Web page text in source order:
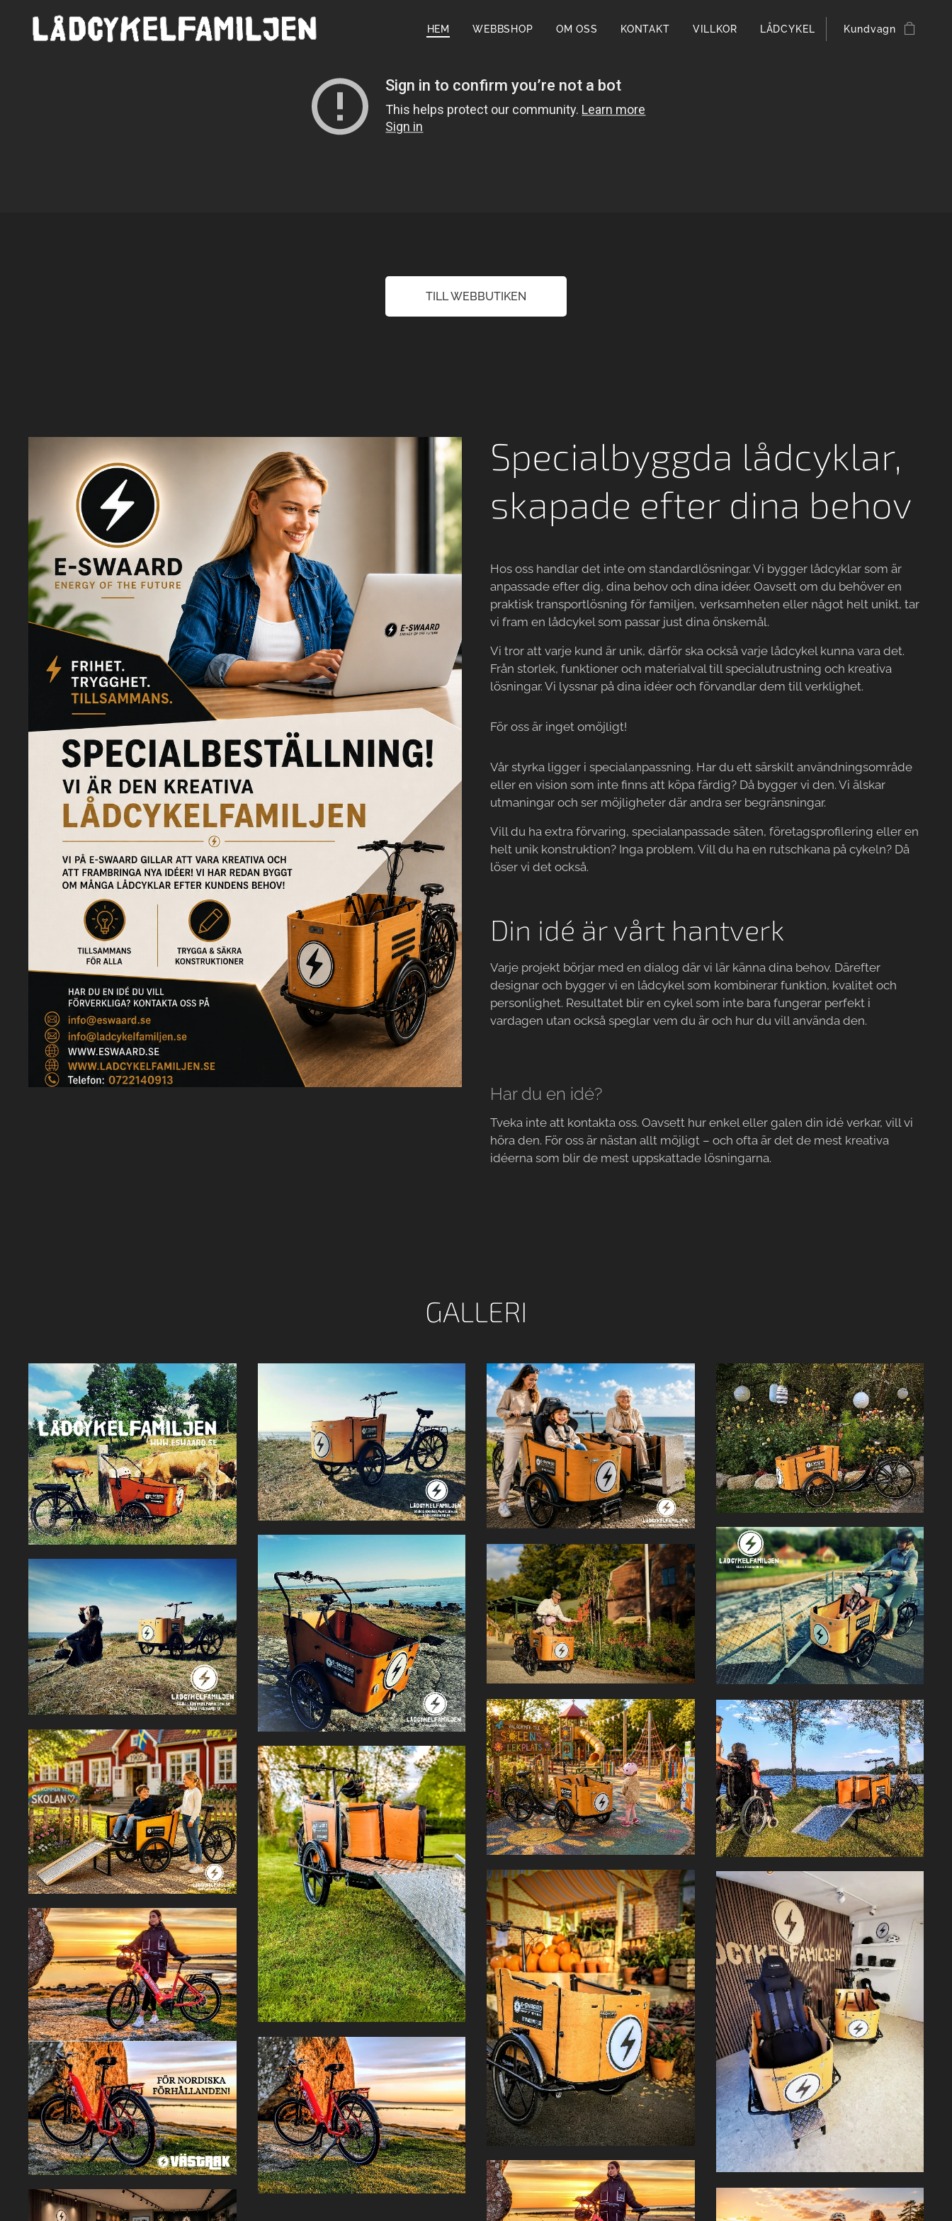
HEM WEBBSHOP OM OSS KONTAKT VILLKOR LÅDCYKEL Kundvagn
TILL WEBBUTIKEN
Specialbyggda lådcyklar,
skapade efter dina behov
Hos oss handlar det inte om standardlösningar. Vi bygger lådcyklar som är
anpassade efter dig, dina behov och dina idéer. Oavsett om du behöver en
praktisk transportlösning för familjen, verksamheten eller något helt unikt, tar
vi fram en lådcykel som passar just dina önskemål.
Vi tror att varje kund är unik, därför ska också varje lådcykel kunna vara det.
Från storlek, funktioner och materialval till specialutrustning och kreativa
lösningar. Vi lyssnar på dina idéer och förvandlar dem till verklighet.
För oss är inget omöjligt!
Vår styrka ligger i specialanpassning. Har du ett särskilt användningsområde
eller en vision som inte finns att köpa färdig? Då bygger vi den. Vi älskar
utmaningar och ser möjligheter där andra ser begränsningar.
Vill du ha extra förvaring, specialanpassade säten, företagsprofilering eller en
helt unik konstruktion? Inga problem. Vill du ha en rutschkana på cykeln? Då
löser vi det också.
Din idé är vårt hantverk
Varje projekt börjar med en dialog där vi lär känna dina behov. Därefter
designar och bygger vi en lådcykel som kombinerar funktion, kvalitet och
personlighet. Resultatet blir en cykel som inte bara fungerar perfekt i
vardagen utan också speglar vem du är och hur du vill använda den.
Har du en idé?
Tveka inte att kontakta oss. Oavsett hur enkel eller galen din idé verkar, vill vi
höra den. För oss är nästan allt möjligt – och ofta är det de mest kreativa
idéerna som blir de mest uppskattade lösningarna.
GALLERI